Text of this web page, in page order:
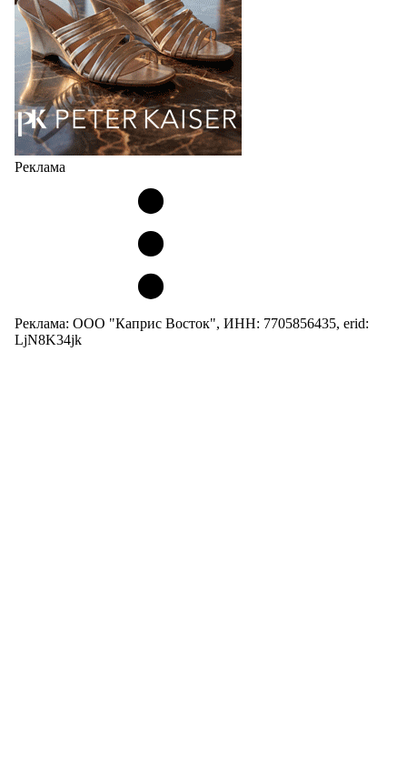
05.08.2026 2112
Реклама
Реклама: ООО "Каприс Восток", ИНН: 7705856435, erid:
LjN8K34jk